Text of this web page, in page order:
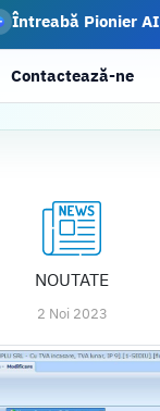
Întreabă Pionier AI
Contactează-ne
NOUTATE
2 Noi 2023